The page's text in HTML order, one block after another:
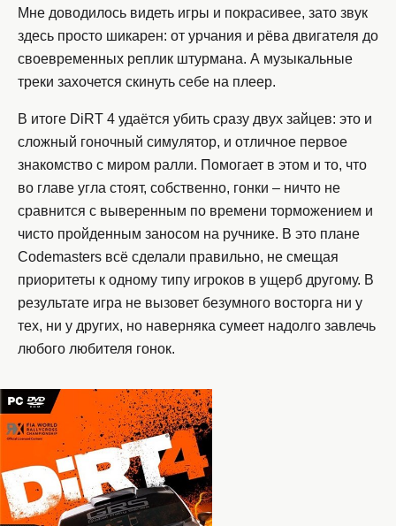
Мне доводилось видеть игры и покрасивее, зато звук
здесь просто шикарен: от урчания и рёва двигателя до
своевременных реплик штурмана. А музыкальные
треки захочется скинуть себе на плеер.
В итоге DiRT 4 удаётся убить сразу двух зайцев: это и
сложный гоночный симулятор, и отличное первое
знакомство с миром ралли. Помогает в этом и то, что
во главе угла стоят, собственно, гонки – ничто не
сравнится с выверенным по времени торможением и
чисто пройденным заносом на ручнике. В это плане
Codemasters всё сделали правильно, не смещая
приоритеты к одному типу игроков в ущерб другому. В
результате игра не вызовет безумного восторга ни у
тех, ни у других, но наверняка сумеет надолго завлечь
любого любителя гонок.